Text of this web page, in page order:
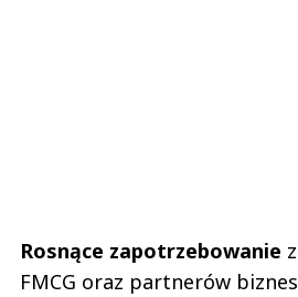
Rosnące zapotrzebowanie
FMCG oraz partnerów